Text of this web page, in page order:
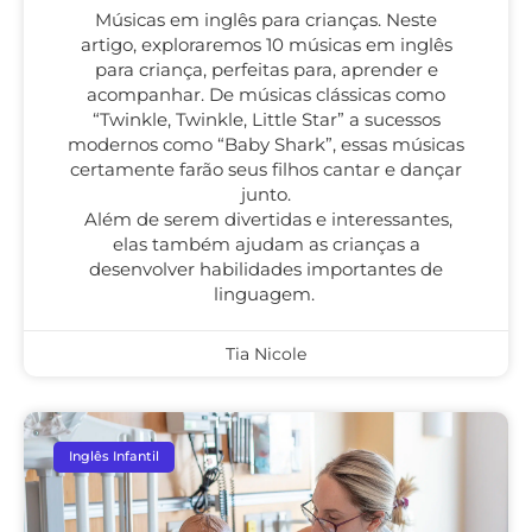
Músicas em inglês para crianças. Neste
artigo, exploraremos 10 músicas em inglês
para criança, perfeitas para, aprender e
acompanhar. De músicas clássicas como
“Twinkle, Twinkle, Little Star” a sucessos
modernos como “Baby Shark”, essas músicas
certamente farão seus filhos cantar e dançar
junto.
Além de serem divertidas e interessantes,
elas também ajudam as crianças a
desenvolver habilidades importantes de
linguagem.
Tia Nicole
Inglês Infantil